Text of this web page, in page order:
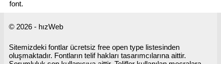
font.
© 2026 - hızWeb
Sitemizdeki fontlar ücretsiz free open type listesinden
oluşmaktadır. Fontların telif hakları tasarımcılarına aittir.